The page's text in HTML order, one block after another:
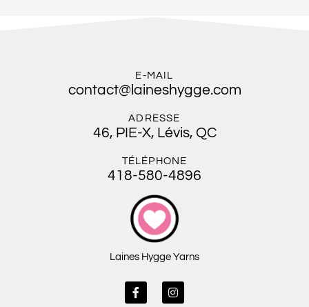
E-MAIL
contact@laineshygge.com
ADRESSE
46, PIE-X, Lévis, QC
TÉLÉPHONE
418-580-4896
Laines Hygge Yarns
F
a
I
n